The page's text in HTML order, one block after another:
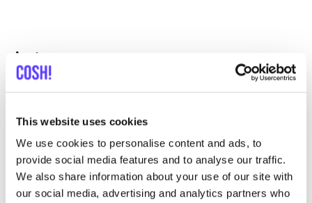
This website uses cookies
We use cookies to personalise content and ads, to
provide social media features and to analyse our traffic.
We also share information about your use of our site with
our social media, advertising and analytics partners who
Autres marques
C
Revolution
Vêtements Hauts et t-shirts 3+